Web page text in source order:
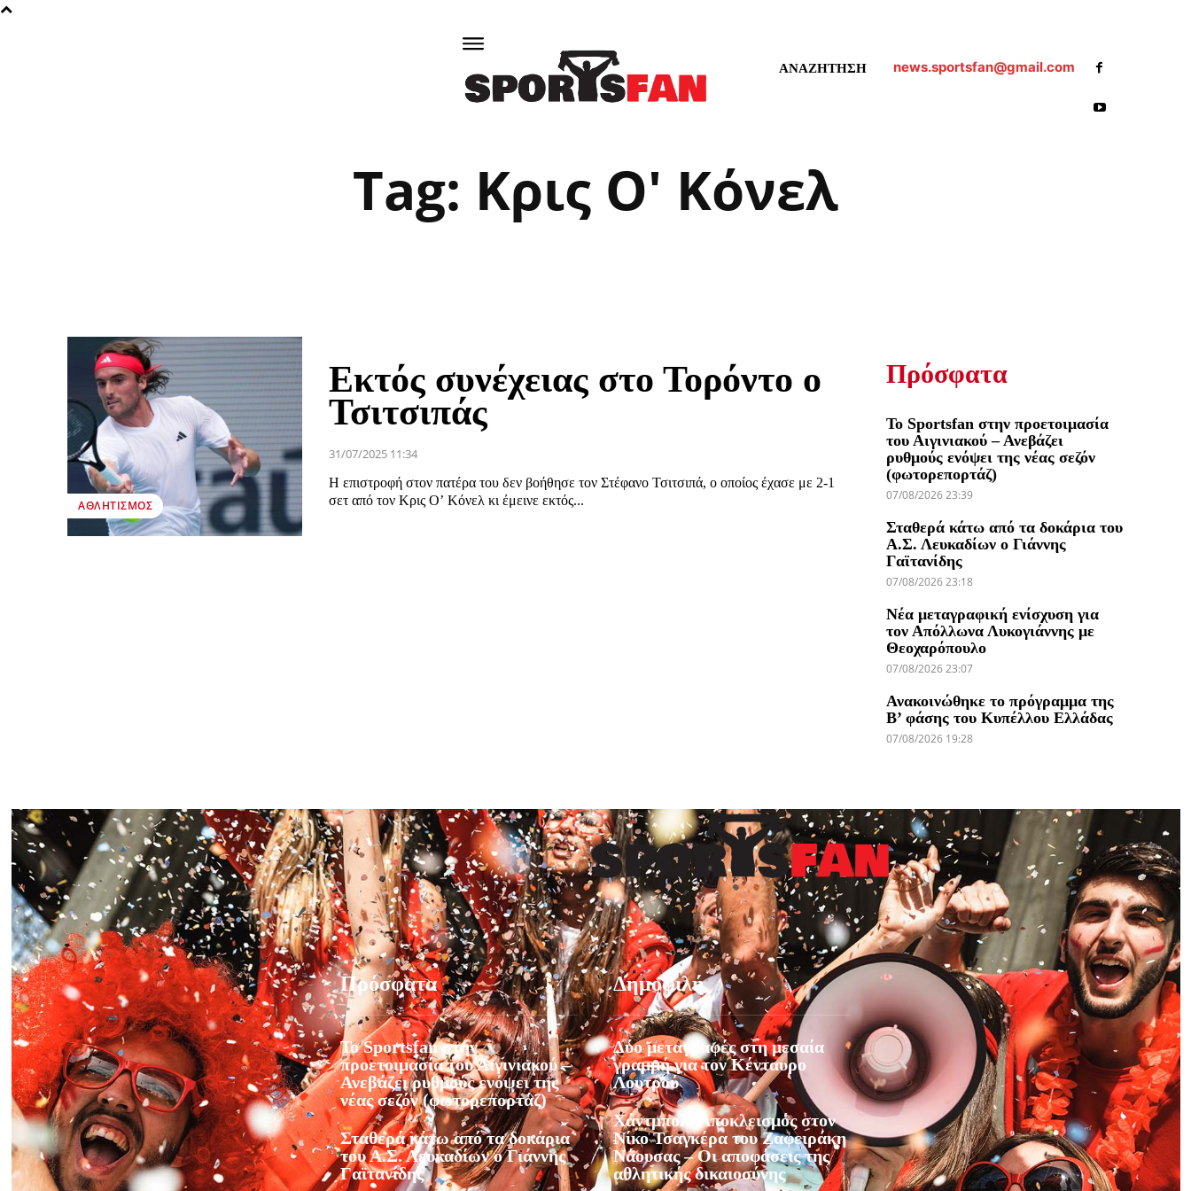
ΑΝΑΖΗΤΗΣΗ news.sportsfan@gmail.com
Tag: Κρις Ο' Κόνελ
ΑΘΛΗΤΙΣΜΌΣ
Εκτός συνέχειας στο Τορόντο ο
Τσιτσιπάς
31/07/2025 11:34
Η επιστροφή στον πατέρα του δεν βοήθησε τον Στέφανο Τσιτσιπά, ο οποίος έχασε με 2-1
σετ από τον Κρις Ο’ Κόνελ κι έμεινε εκτός...
Πρόσφατα
Το Sportsfan στην προετοιμασία
του Αιγινιακού – Ανεβάζει
ρυθμούς ενόψει της νέας σεζόν
(φωτορεπορτάζ)
07/08/2026 23:39
Σταθερά κάτω από τα δοκάρια του
Α.Σ. Λευκαδίων ο Γιάννης
Γαϊτανίδης
07/08/2026 23:18
Νέα μεταγραφική ενίσχυση για
τον Απόλλωνα Λυκογιάννης με
Θεοχαρόπουλο
07/08/2026 23:07
Ανακοινώθηκε το πρόγραμμα της
Β’ φάσης του Κυπέλλου Ελλάδας
07/08/2026 19:28
Πρόσφατα
Το Sportsfan στην
προετοιμασία του Αιγινιακού –
Ανεβάζει ρυθμούς ενόψει της
νέας σεζόν (φωτορεπορτάζ)
Σταθερά κάτω από τα δοκάρια
του Α.Σ. Λευκαδίων ο Γιάννης
Γαϊτανίδης
Δημοφιλή
Δύο μεταγραφές στη μεσαία
γραμμή για τον Κένταυρο
Λουτρού
Χάντμπολ: Αποκλεισμός στον
Νίκο Τσαγκέρα του Ζαφειράκη
Νάουσας – Οι αποφάσεις της
αθλητικής δικαιοσύνης